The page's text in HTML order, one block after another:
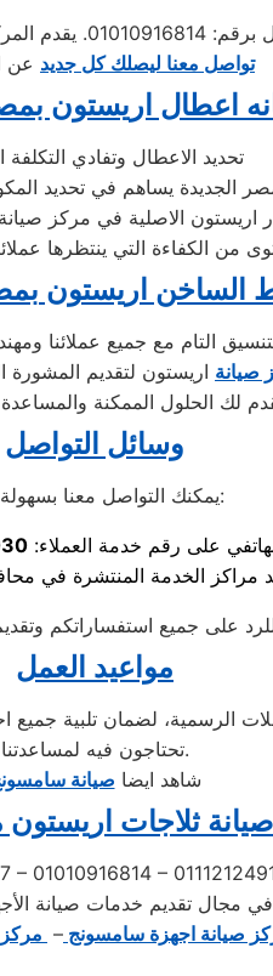
تواصل معنا ليصلك كل جديد عن
اعطال اريستون
تحديد الاعطال وتفادي التكلفة
يساهم في تحديد
الساخن اريستون
التام مع جميع عملائنا
صيانة اريستون لتقديم
لك الحلول الممكنة
وسائل التواصل
يمكنك التواصل معنا بسهولة عبر:
على رقم خدمة العملاء:
مراكز الخدمة المنتشرة في
مواعيد العمل
9 صباحًا حتى 10 مساءً، بما في ذلك
تحتاجون فيه لمساعدتنا.
شاهد ايضا صيانة
صيانة ثلاجات
01010916814 –
مجال تقديم خدمات صيانة
صيانة اجهزة سامسونج – مركز